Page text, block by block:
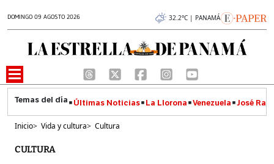
DOMINGO 09 AGOSTO 2026 32.2°C | PANAMÁ
Últimas Noticias La Llorona Venezuela José
Inicio> Vida y cultura> Cultura
CULTURA